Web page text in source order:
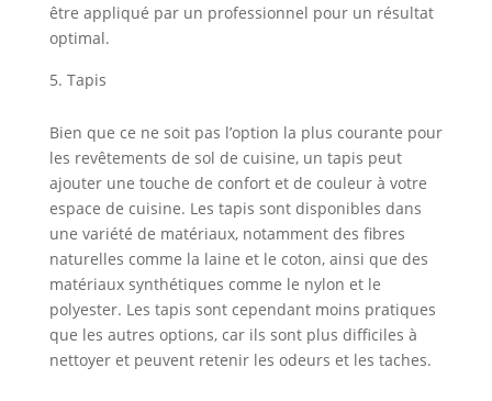
être appliqué par un professionnel pour un résultat
optimal.
Tapis
Bien que ce ne soit pas l’option la plus courante pour
les revêtements de sol de cuisine, un tapis peut
ajouter une touche de confort et de couleur à votre
espace de cuisine. Les tapis sont disponibles dans
une variété de matériaux, notamment des fibres
naturelles comme la laine et le coton, ainsi que des
matériaux synthétiques comme le nylon et le
polyester. Les tapis sont cependant moins pratiques
que les autres options, car ils sont plus difficiles à
nettoyer et peuvent retenir les odeurs et les taches.